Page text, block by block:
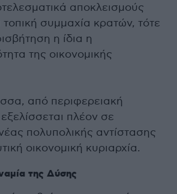
αποκλεισμούς
τοπική συμμαχία κρατών, τότε
η ίδια η
της οικονομικής
από περιφερειακή
πλέον σε
πολυπολικής αντίστασης
οικονομική κυριαρχία.
της Δύσης